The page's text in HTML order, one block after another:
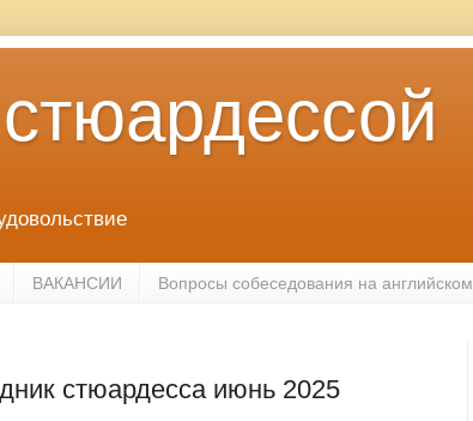
ВАКАНСИИ Вопросы собеседования на английском
стюардесса июнь 2025